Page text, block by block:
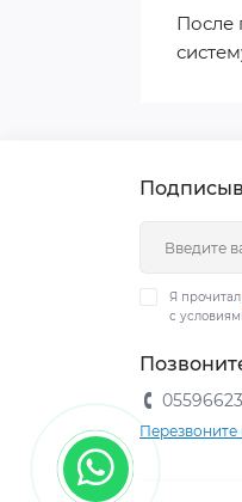
После
Я прочитал
с
Перезвоните